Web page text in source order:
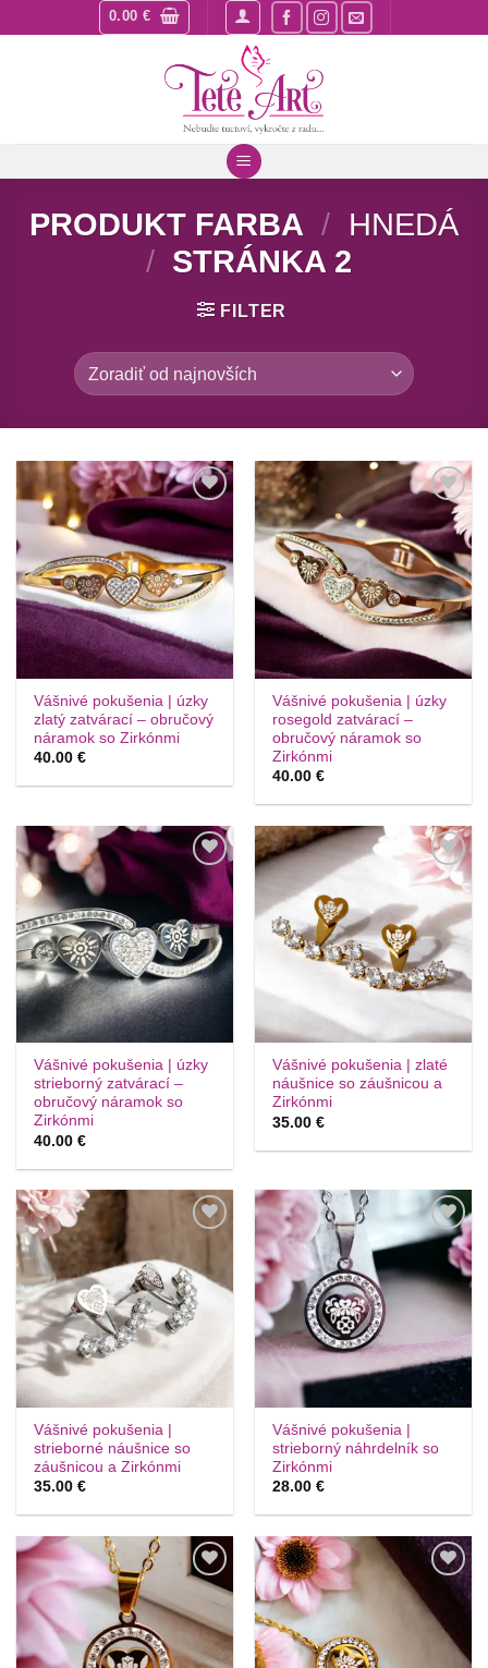
to
0.00 €
PRODUKT FARBA / HNEDÁ
/ STRÁNKA 2
FILTER
Túto
krasotinku
Vášnivé pokušenia | úzky
zlatý zatvárací – obručový
náramok so Zirkónmi
40.00€
Túto
krasotinku
si prosím
Vášnivé pokušenia | úzky
rosegold zatvárací –
obručový náramok so
Zirkónmi
40.00€
Túto
krasotinku
si prosím
Vášnivé pokušenia | úzky
strieborný zatvárací –
obručový náramok so
Zirkónmi
40.00€
Túto
krasotinku
si prosím
Vášnivé pokušenia | zlaté
náušnice so záušnicou a
Zirkónmi
35.00€
krasotinku
si prosím
Vášnivé pokušenia |
strieborné náušnice so
záušnicou a Zirkónmi
35.00€
Túto
krasotinku
si prosím
Vášnivé pokušenia |
strieborný náhrdelník so
Zirkónmi
28.00€
krasotinku
si prosím
Túto
krasotinku
si prosím